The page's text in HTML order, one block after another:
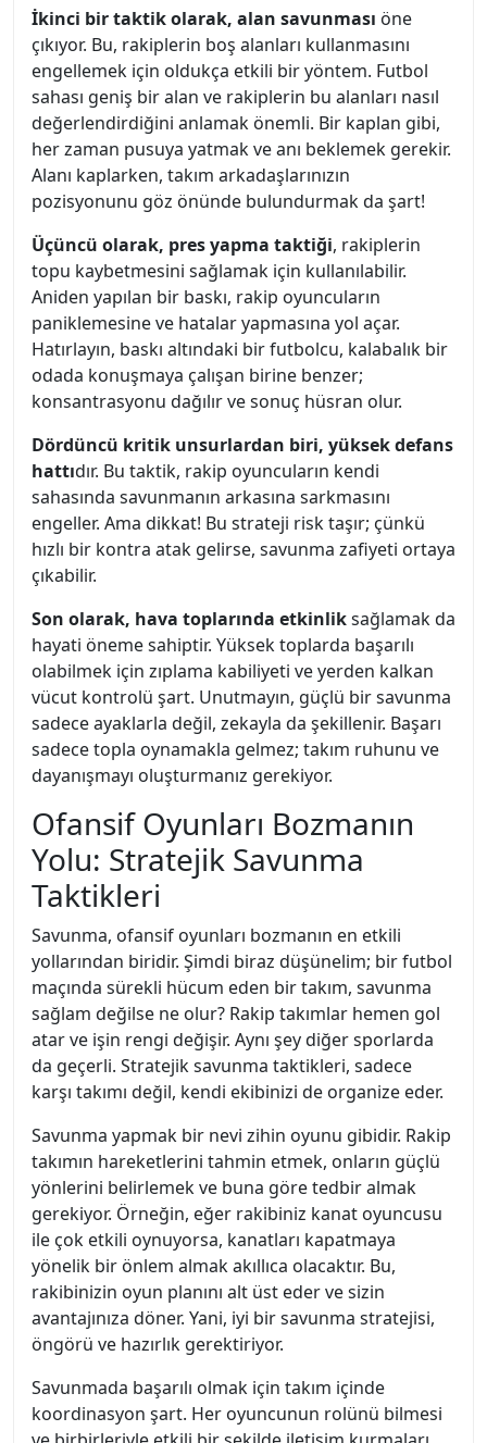
İkinci bir taktik olarak, alan savunması öne
çıkıyor. Bu, rakiplerin boş alanları kullanmasını
engellemek için oldukça etkili bir yöntem. Futbol
sahası geniş bir alan ve rakiplerin bu alanları nasıl
değerlendirdiğini anlamak önemli. Bir kaplan gibi,
her zaman pusuya yatmak ve anı beklemek gerekir.
Alanı kaplarken, takım arkadaşlarınızın
pozisyonunu göz önünde bulundurmak da şart!
Üçüncü olarak, pres yapma taktiği, rakiplerin
topu kaybetmesini sağlamak için kullanılabilir.
Aniden yapılan bir baskı, rakip oyuncuların
paniklemesine ve hatalar yapmasına yol açar.
Hatırlayın, baskı altındaki bir futbolcu, kalabalık bir
odada konuşmaya çalışan birine benzer;
konsantrasyonu dağılır ve sonuç hüsran olur.
Dördüncü kritik unsurlardan biri, yüksek defans
hattıdır. Bu taktik, rakip oyuncuların kendi
sahasında savunmanın arkasına sarkmasını
engeller. Ama dikkat! Bu strateji risk taşır; çünkü
hızlı bir kontra atak gelirse, savunma zafiyeti ortaya
çıkabilir.
Son olarak, hava toplarında etkinliksağlamak da
hayati öneme sahiptir. Yüksek toplarda başarılı
olabilmek için zıplama kabiliyeti ve yerden kalkan
vücut kontrolü şart. Unutmayın, güçlü bir savunma
sadece ayaklarla değil, zekayla da şekillenir. Başarı
sadece topla oynamakla gelmez; takım ruhunu ve
dayanışmayı oluşturmanız gerekiyor.
Ofansif Oyunları Bozmanın
Yolu: Stratejik Savunma
Taktikleri
Savunma, ofansif oyunları bozmanın en etkili
yollarından biridir. Şimdi biraz düşünelim; bir futbol
maçında sürekli hücum eden bir takım, savunma
sağlam değilse ne olur? Rakip takımlar hemen gol
atar ve işin rengi değişir. Aynı şey diğer sporlarda
da geçerli. Stratejik savunma taktikleri, sadece
karşı takımı değil, kendi ekibinizi de organize eder.
Savunma yapmak bir nevi zihin oyunu gibidir. Rakip
takımın hareketlerini tahmin etmek, onların güçlü
yönlerini belirlemek ve buna göre tedbir almak
gerekiyor. Örneğin, eğer rakibiniz kanat oyuncusu
ile çok etkili oynuyorsa, kanatları kapatmaya
yönelik bir önlem almak akıllıca olacaktır. Bu,
rakibinizin oyun planını alt üst eder ve sizin
avantajınıza döner. Yani, iyi bir savunma stratejisi,
öngörü ve hazırlık gerektiriyor.
Savunmada başarılı olmak için takım içinde
koordinasyon şart. Her oyuncunun rolünü bilmesi